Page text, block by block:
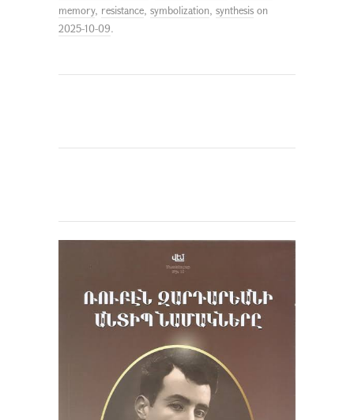
memory, resistance, symbolization, synthesis on
2025-10-09.